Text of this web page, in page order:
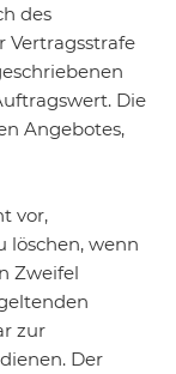
des
Vertragsstrafe
Die
Angebotes,
vor,
löschen, wenn
Zweifel
zur
Der